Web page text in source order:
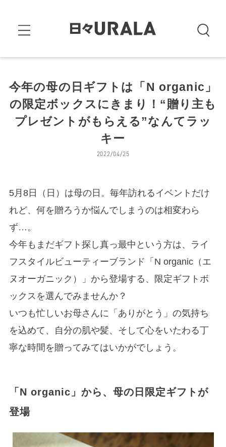
今年の母の日ギフトは「N organic」
の限定ボックスにきまり！“贈り主も
プレゼントがもらえる”なんてラッ
キー
2022/04/25
5月8日（日）は母の日。毎年訪れるイベントだけ
れど、何を贈ろうか悩んでしまうのは相変わら
ず…。
今年もまだギフト探し真っ最中という方は、ライ
フスタイルビューティーブランド「N organic（エ
ヌオーガニック）」から登場する、限定ギフトボ
ックスを選んでみませんか？
いつも忙しいお母さんに「ありがとう」の気持ち
を込めて、自分の肌や髪、そして心をいたわる丁
寧な時間を贈ってみてはいかがでしょう。
「N organic」から、母の日限定ギフトが
登場